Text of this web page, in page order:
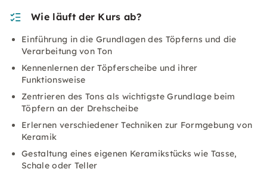
Wie läuft der Kurs ab?
Einführung in die Grundlagen des Töpferns und die
Verarbeitung von Ton
Kennenlernen der Töpferscheibe und ihrer
Funktionsweise
Zentrieren des Tons als wichtigste Grundlage beim
Töpfern an der Drehscheibe
Erlernen verschiedener Techniken zur Formgebung von
Keramik
Gestaltung eines eigenen Keramikstücks wie Tasse,
Schale oder Teller